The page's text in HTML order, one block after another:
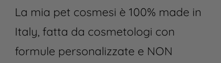
La mia pet cosmesi è 100% made in
Italy, fatta da cosmetologi con
formule personalizzate e NON